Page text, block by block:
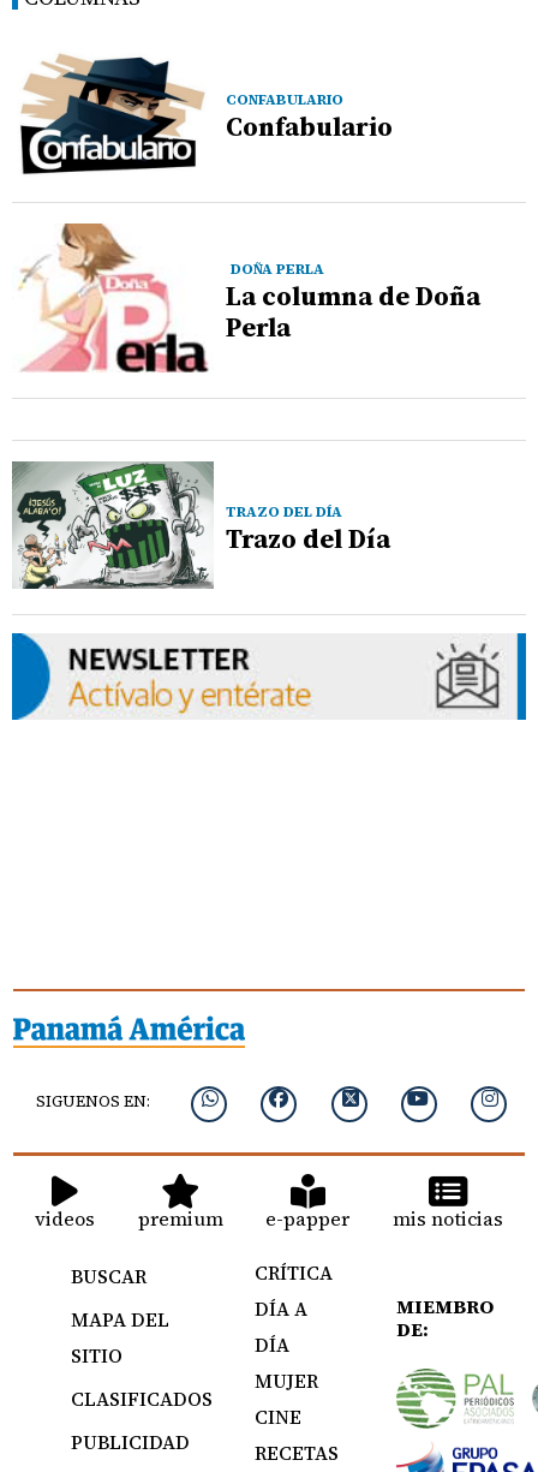
CONFABULARIO
Confabulario
DOÑA PERLA
La columna de Doña
Perla
TRAZO DEL DÍA
Trazo del Día
SIGUENOS EN:
videos premium e-papper mis noticias
BUSCAR
MAPA DEL
SITIO
CLASIFICADOS
PUBLICIDAD
CRÍTICA
DÍA A
DÍA
MUJER
CINE
RECETAS
MIEMBRO
DE: